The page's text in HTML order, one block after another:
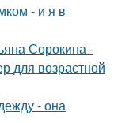
- и я в
Сорокина -
для возрастной
- она